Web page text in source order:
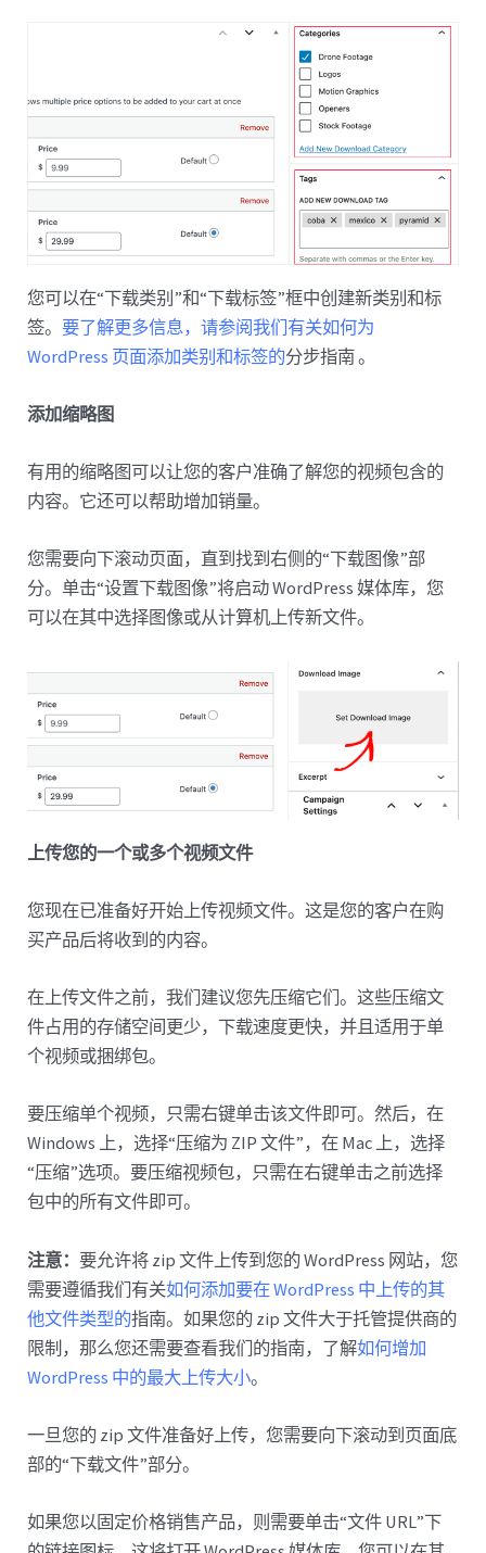
您可以在“下载类别”和“下载标签”框中创建新类别和标
签。 要了解更多信息，请参阅我们有关如何为
WordPress 页面添加类别和标签的分步指南 。
添加缩略图
有用的缩略图可以让您的客户准确了解您的视频包含的
内容。它还可以帮助增加销量。
您需要向下滚动页面，直到找到右侧的“下载图像”部
分。单击“设置下载图像”将启动 WordPress 媒体库，您
可以在其中选择图像或从计算机上传新文件。
上传您的一个或多个视频文件
您现在已准备好开始上传视频文件。这是您的客户在购
买产品后将收到的内容。
在上传文件之前，我们建议您先压缩它们。这些压缩文
件占用的存储空间更少，下载速度更快，并且适用于单
个视频或捆绑包。
要压缩单个视频，只需右键单击该文件即可。然后，在
Windows 上，选择“压缩为 ZIP 文件”，在 Mac 上，选择
“压缩”选项。要压缩视频包，只需在右键单击之前选择
包中的所有文件即可。
注意： 要允许将 zip 文件上传到您的 WordPress 网站，您
需要遵循我们有关如何添加要在 WordPress 中上传的其
他文件类型的指南。如果您的 zip 文件大于托管提供商的
限制，那么您还需要查看我们的指南，了解如何增加
WordPress 中的最大上传大小。
一旦您的 zip 文件准备好上传，您需要向下滚动到页面底
部的“下载文件”部分。
如果您以固定价格销售产品，则需要单击“文件 URL”下